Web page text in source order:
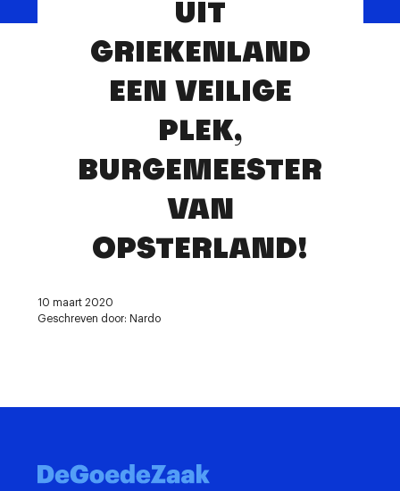
UIT
GRIEKENLAND
EEN VEILIGE
PLEK,
BURGEMEESTER
VAN
OPSTERLAND!
10 maart 2020
Geschreven door: Nardo